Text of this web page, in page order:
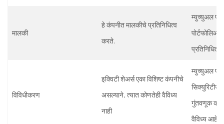
मालकी
हे कंपनीत मालकीचे प्रतिनिधित्व
करते.
म्युच्युअल
विविधीकरण
इक्विटी शेअर्स एका विशिष्ट कंपनीचे
असल्याने, त्यात कोणतेही वैविध्य
नाही
म्युच्युअल फंड
गुंतवणूक
वैविध्य आहे